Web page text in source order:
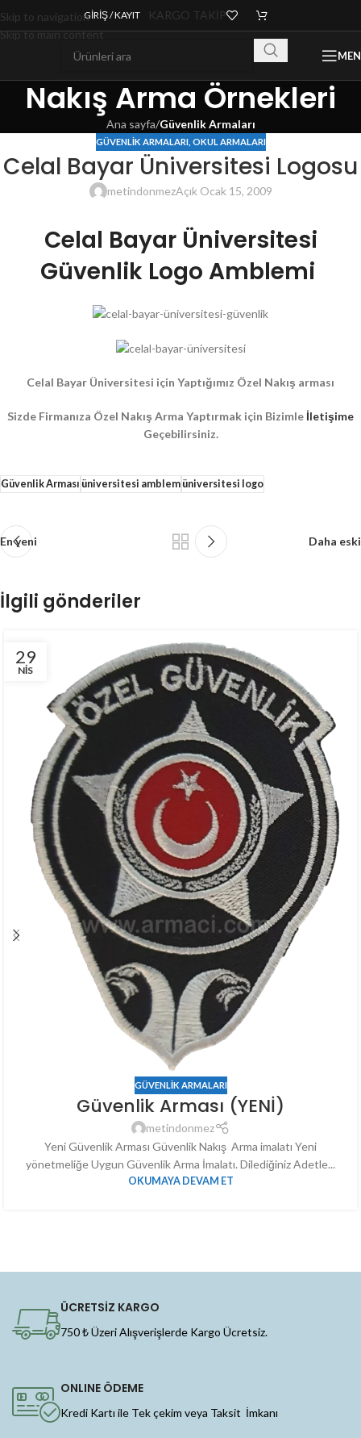
Skip to navigation
Skip to main content
GIRIŞ / KAYIT KARGO TAKİP
Nakış Arma Örnekleri
Ana sayfa/Güvenlik Armaları
GÜVENLIK ARMALARI, OKUL ARMALARI
Celal Bayar Üniversitesi Logosu
metindonmezAçık Ocak 15, 2009
Celal Bayar Üniversitesi
Güvenlik Logo Amblemi
Celal Bayar Üniversitesi için Yaptığımız Özel Nakış arması
Sizde Firmanıza Özel Nakış Arma Yaptırmak için Bizimle İletişime
Geçebilirsiniz.
Güvenlik Arması üniversitesi amblemüniversitesi logo
En yeni Daha eski
İlgili gönderiler
29
NIS
GÜVENLIK ARMALARI
Güvenlik Arması (YENİ)
metindonmez
Yeni Güvenlik Arması Güvenlik Nakış Arma imalatı Yeni
yönetmeliğe Uygun Güvenlik Arma İmalatı. Dilediğiniz Adetle...
OKUMAYA DEVAM ET
ÜCRETSİZ KARGO
750 ₺ Üzeri Alışverişlerde Kargo Ücretsiz.
ONLINE ÖDEME
Kredi Kartı ile Tek çekim veya Taksit İmkanı